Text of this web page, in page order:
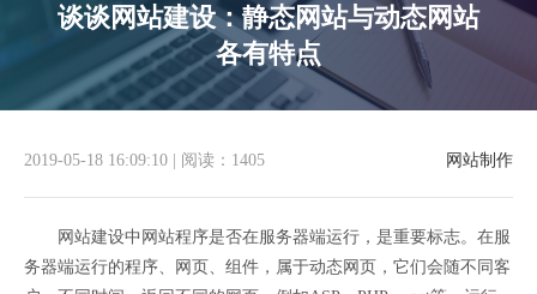
谈谈网站建设：静态网站与动态网站
各有特点
网站制作
2019-05-18 16:09:10 阅读：1405
网站建设中网站程序是否在服务器端运行，是重要标志。在服
务器端运行的程序、网页、组件，属于动态网页，它们会随不同客